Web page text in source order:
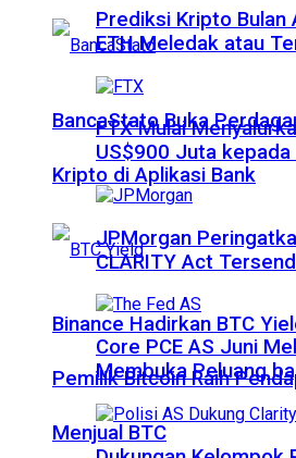
BancaStato Buka
Kripto di Aplikasi Bank
Binance Hadirkan BTC
Pemilik Bitcoin Raih
Menjual BTC
Prediksi Kripto Bulan
ETH Meledak atau
FTX Mulai
US$900 Juta
JPMorgan
CLARITY Act
Core PCE AS Juni
Membuka Peluang